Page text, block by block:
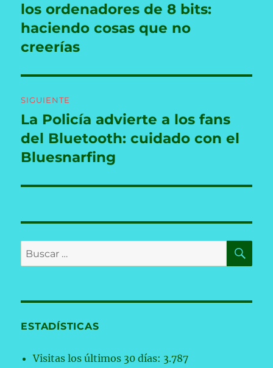
entradas
anterior:
los ordenadores de 8 bits:
haciendo cosas que no
creerías
SIGUIENTE
Entrada
siguiente:
La Policía advierte a los fans
del Bluetooth: cuidado con el
Bluesnarfing
Buscar
por:
ESTADÍSTICAS
Visitas los últimos 30 días: 3.787